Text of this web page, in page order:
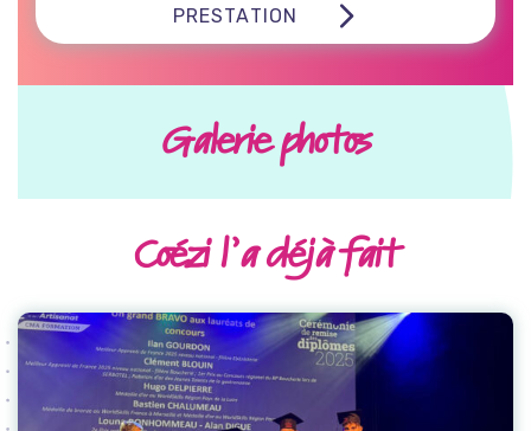
PRESTATION
Galerie photos
Coézi l’a déjà fait